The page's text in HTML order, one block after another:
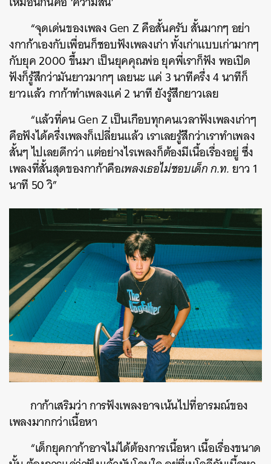
“จุดเด่นของเพลง Gen Z คือสั้นครับ สั้นมากๆ อย่า
งกาก้าเองกับเพื่อนก็ชอบฟังเพลงเก่า ทั้งเก่าแบบเก่ามากๆ
กับยุค 2000 ขึ้นมา เป็นยุคคุณพ่อ ยุคพี่เราก็ฟัง พอเปิด
ฟังก็รู้สึกว่ามันยาวมากๆ เลยนะ แค่ 3 นาทีครึ่ง 4 นาทีก็
ยาวแล้ว กาก้าทำเพลงแค่ 2 นาที ยังรู้สึกยาวเลย
“แล้วที่คน Gen Z เป็นเกือบทุกคนเวลาฟังเพลงเก่าๆ
คือฟังได้ครึ่งเพลงก็เปลี่ยนแล้ว เราเลยรู้สึกว่าเราทำเพลง
สั้นๆ ไปเลยดีกว่า แต่อย่างไรเพลงก็ต้องมีเนื้อเรื่องอยู่ ซึ่ง
เพลงที่สั้นสุดของกาก้าคือเพลงเธอไม่ชอบเด็ก ก.ท.ยาว 1
นาที 50 วิ”
กาก้าเสริมว่า การฟังเพลงอาจเน้นไปที่อารมณ์ของ
เพลงมากกว่าเนื้อหา
“เด็กยุคกาก้าอาจไม่ได้ต้องการเนื้อหา เนื้อเรื่องขนาด